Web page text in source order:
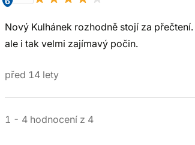
Nový Kulhánek rozhodně stojí za
ale i tak velmi zajímavý počin.
před 14 lety
1 - 4 hodnocení z 4